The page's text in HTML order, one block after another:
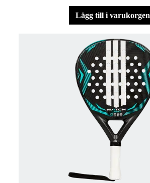
lägg till i varukorgen